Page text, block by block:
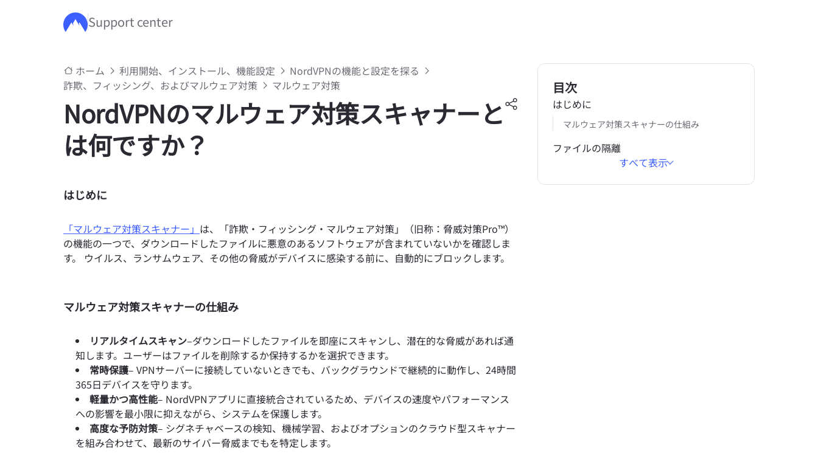
メインコンテンツにスキップ
Support center
ホーム 利用開始、インストール、機能設定
NordVPNの機能と設定を探る
詐欺、フィッシング、およびマルウェア対策
マルウェア対策
NordVPNのマルウェア対策スキャナーと
は何ですか？
はじめに
「マルウェア対策スキャナー」 は、「詐欺・フィッシング・マルウェア対策」（旧称：脅威対策Pro™）
の機能の一つで、ダウンロードしたファイルに悪意のあるソフトウェアが含まれていないかを確認しま
す。 ウイルス、ランサムウェア、その他の脅威がデバイスに感染する前に、自動的にブロックします。
マルウェア対策スキャナーの仕組み
リアルタイムスキャン–ダウンロードしたファイルを即座にスキャンし、潜在的な脅威があれば通
知します。ユーザーはファイルを削除するか保持するかを選択できます。
常時保護– VPNサーバーに接続していないときでも、バックグラウンドで継続的に動作し、24時間
365日デバイスを守ります。
軽量かつ高性能– NordVPNアプリに直接統合されているため、デバイスの速度やパフォーマンス
への影響を最小限に抑えながら、システムを保護します。
高度な予防対策– シグネチャベースの検知、機械学習、およびオプションのクラウド型スキャナー
を組み合わせて、最新のサイバー脅威までもを特定します。
目次
はじめに
マルウェア対策スキャナーの仕組み
ファイルの隔離
すべて表示